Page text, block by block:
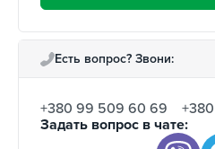
Есть вопрос? Звони:
+380 99 509 60 69
Задать вопрос в чате: